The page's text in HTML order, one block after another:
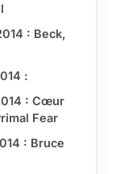
: Beck,
:
: Cœur
Fear
: Bruce